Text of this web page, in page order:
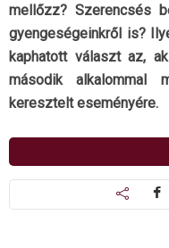
mellőzz? Szerencsés
gyengeségeinkről is?
kaphatott választ az,
második alkalommal
keresztelt eseményére.